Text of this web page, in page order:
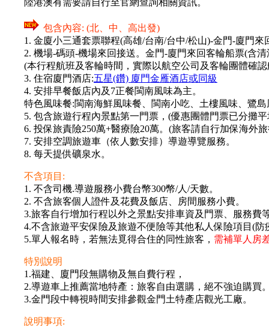
陸港澳有需要請自行至官網查詢相關資訊。
包含內容: (北、中、高出發)
1. 金廈小三通套票聯程(高雄/台南/台中/松山)-金門-廈門來
2. 機場-碼頭-機場來回接送。金門-廈門來回客輪船票(含清
(本行程航班及客輪時間，實際以航空公司及客輪團體確
3. 住宿廈門酒店:五星(鑽) 廈門金雁酒店或同級
4. 安排早餐飯店內及7正餐閩南風味為主。
特色風味餐:閩南海鮮風味餐、閩南小吃、土樓風味、鷺
5. 包含旅遊行程內景點第一門票，(優惠團體門票已分攤
6. 投保旅責險250萬+醫療險20萬。(旅客請自行加保海外
7. 安排空調旅遊車（依人數安排）導遊導覽服務。
8. 每天提供礦泉水。
不含項目:
1. 不含司機.導遊服務小費台幣300幣/人/天數。
2. 不含旅客個人證件及花費及飯店、房間服務小費。
3.旅客自行增加行程以外之景點安排車資及門票、服務費
4.不含旅遊平安保險及旅遊不便險等其他私人保險項目(
5.單人報名時，若無法覓得合住的同性旅客， 需補單人房
特別說明
1.福建、廈門段無購物及無自費行程，
2.導遊車上推薦當地特產：旅客自由選購，絕不強迫購買
3.金門段中轉視時間安排參觀金門土特產店觀光工廠。
說明事項: